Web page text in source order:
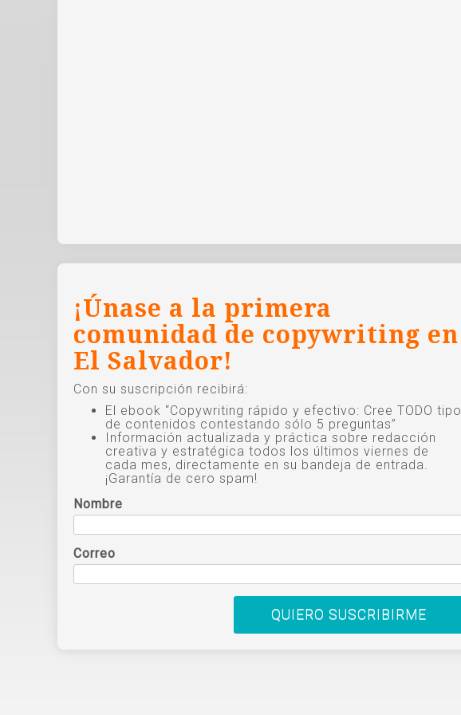
¡Únase a la primera
comunidad de copywriting en
El Salvador!
Con su suscripción recibirá:
El ebook “Copywriting rápido y efectivo: Cree TODO tipo
de contenidos contestando sólo 5 preguntas”
Información actualizada y práctica sobre redacción
creativa y estratégica todos los últimos viernes de
cada mes, directamente en su bandeja de entrada.
¡Garantía de cero spam!
Nombre
Correo